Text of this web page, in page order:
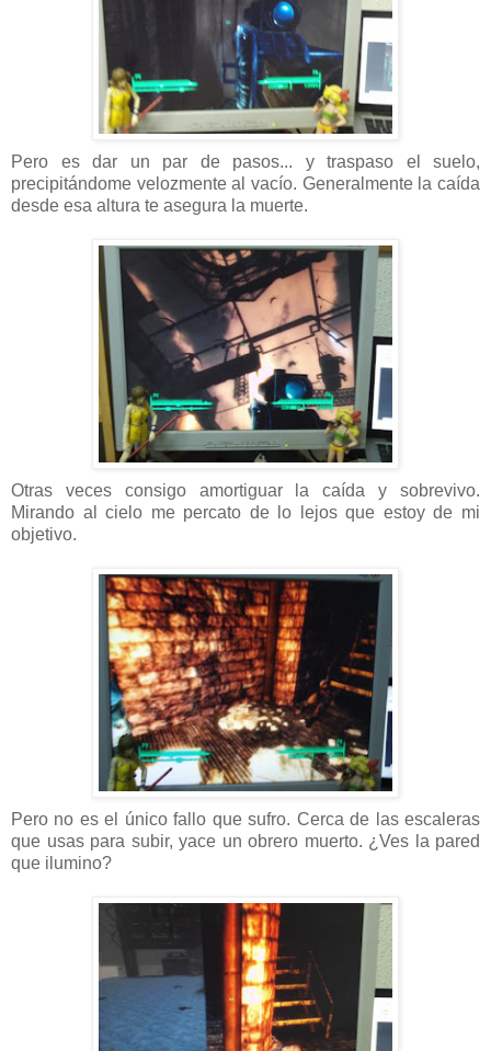
Pero es dar un par de pasos... y traspaso el suelo,
precipitándome velozmente al vacío. Generalmente la caída
desde esa altura te asegura la muerte.
Otras veces consigo amortiguar la caída y sobrevivo.
Mirando al cielo me percato de lo lejos que estoy de mi
objetivo.
Pero no es el único fallo que sufro. Cerca de las escaleras
que usas para subir, yace un obrero muerto. ¿Ves la pared
que ilumino?